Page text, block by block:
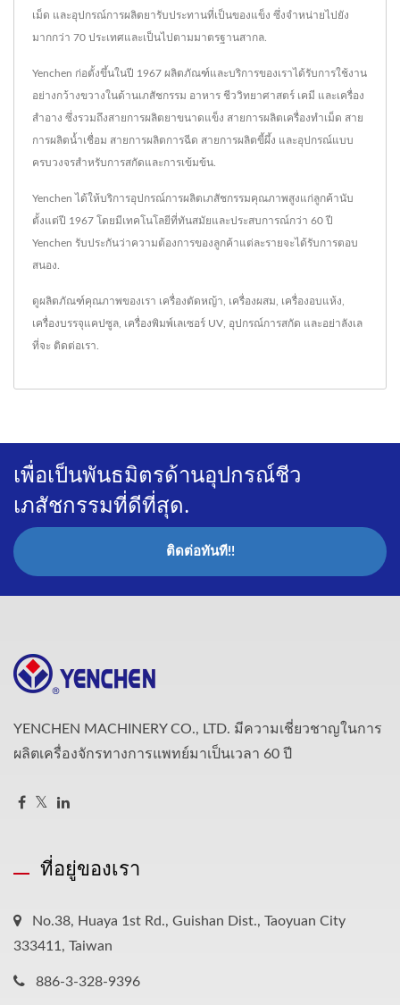
เม็ด และอุปกรณ์การผลิตยารับประทานที่เป็นของแข็ง ซึ่งจำหน่ายไปยัง
มากกว่า 70 ประเทศและเป็นไปตามมาตรฐานสากล.
Yenchen ก่อตั้งขึ้นในปี 1967 ผลิตภัณฑ์และบริการของเราได้รับการใช้งาน
อย่างกว้างขวางในด้านเภสัชกรรม อาหาร ชีววิทยาศาสตร์ เคมี และเครื่อง
สำอาง ซึ่งรวมถึงสายการผลิตยาขนาดแข็ง สายการผลิตเครื่องทำเม็ด สาย
การผลิตน้ำเชื่อม สายการผลิตการฉีด สายการผลิตขี้ผึ้ง และอุปกรณ์แบบ
ครบวงจรสำหรับการสกัดและการเข้มข้น.
Yenchen ได้ให้บริการอุปกรณ์การผลิตเภสัชกรรมคุณภาพสูงแก่ลูกค้านับ
ตั้งแต่ปี 1967 โดยมีเทคโนโลยีที่ทันสมัยและประสบการณ์กว่า 60 ปี
Yenchen รับประกันว่าความต้องการของลูกค้าแต่ละรายจะได้รับการตอบ
สนอง.
ดูผลิตภัณฑ์คุณภาพของเรา เครื่องตัดหญ้า เครื่องผสม เครื่องอบแห้ง
เครื่องบรรจุแคปซูล เครื่องพิมพ์เลเซอร์ UV อุปกรณ์การสกัด และอย่าลังเล
ที่จะ ติดต่อเรา
เพื่อเป็นพันธมิตรด้านอุปกรณ์ชีว
เภสัชกรรมที่ดีที่สุด.
ติดต่อทันที!!
YENCHEN MACHINERY CO., LTD. มีความเชี่ยวชาญในการ
ผลิตเครื่องจักรทางการแพทย์มาเป็นเวลา 60 ปี
ที่อยู่ของเรา
No.38, Huaya 1st Rd., Guishan Dist., Taoyuan City
333411, Taiwan
886-3-328-9396